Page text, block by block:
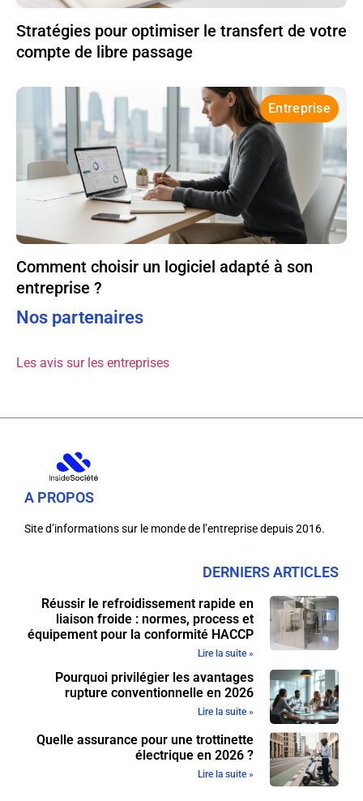
Stratégies pour optimiser le transfert de votre
compte de libre passage
Entreprise
Comment choisir un logiciel adapté à son
entreprise ?
Nos partenaires
Les avis sur les entreprises
A PROPOS
Site d’informations sur le monde de l’entreprise depuis 2016.
DERNIERS ARTICLES
Réussir le refroidissement rapide en
liaison froide : normes, process et
équipement pour la conformité HACCP
Lire la suite »
Pourquoi privilégier les avantages
rupture conventionnelle en 2026
Lire la suite »
Quelle assurance pour une trottinette
électrique en 2026 ?
Lire la suite »